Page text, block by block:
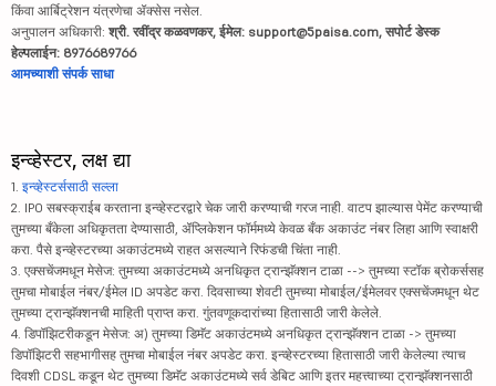
किंवा आर्बिट्रेशन यंत्रणेचा ॲक्सेस नसेल.
अनुपालन अधिकारी: श्री. रवींद्र कळवणकर, ईमेल: support@5paisa.com, सपोर्ट डेस्क
हेल्पलाईन: 8976689766
आमच्याशी संपर्क साधा
इन्व्हेस्टर, लक्ष द्या
1. इन्व्हेस्टर्ससाठी सल्ला
2. IPO सबस्क्राईब करताना इन्व्हेस्टरद्वारे चेक जारी करण्याची गरज नाही. वाटप झाल्यास पेमेंट करण्याची
तुमच्या बँकेला अधिकृतता देण्यासाठी, ॲप्लिकेशन फॉर्ममध्ये केवळ बँक अकाउंट नंबर लिहा आणि स्वाक्षरी
करा. पैसे इन्व्हेस्टरच्या अकाउंटमध्ये राहत असल्याने रिफंडची चिंता नाही.
3. एक्सचेंजमधून मेसेज: तुमच्या अकाउंटमध्ये अनधिकृत ट्रान्झॅक्शन टाळा --> तुमच्या स्टॉक ब्रोकर्ससह
तुमचा मोबाईल नंबर/ईमेल ID अपडेट करा. दिवसाच्या शेवटी तुमच्या मोबाईल/ईमेलवर एक्सचेंजमधून थेट
तुमच्या ट्रान्झॅक्शनची माहिती प्राप्त करा. गुंतवणूकदारांच्या हितासाठी जारी केलेले.
4. डिपॉझिटरीकडून मेसेज: अ) तुमच्या डिमॅट अकाउंटमध्ये अनधिकृत ट्रान्झॅक्शन टाळा -> तुमच्या
डिपॉझिटरी सहभागीसह तुमचा मोबाईल नंबर अपडेट करा. इन्व्हेस्टरच्या हितासाठी जारी केलेल्या त्याच
दिवशी CDSL कडून थेट तुमच्या डिमॅट अकाउंटमध्ये सर्व डेबिट आणि इतर महत्त्वाच्या ट्रान्झॅक्शनसाठी